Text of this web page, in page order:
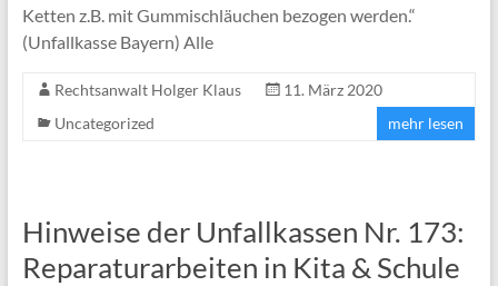
Ketten z.B. mit Gummischläuchen bezogen werden.“
(Unfallkasse Bayern) Alle
Rechtsanwalt Holger Klaus
11. März 2020
Uncategorized
mehr lesen
Hinweise der Unfallkassen Nr. 173:
Reparaturarbeiten in Kita & Schule